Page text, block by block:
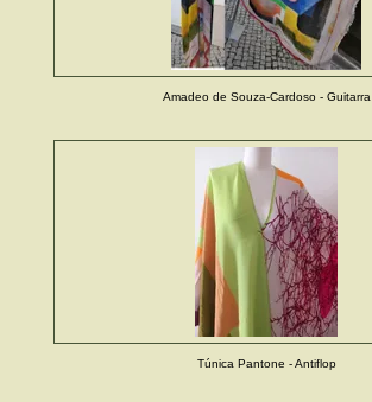
Amadeo de Souza-Cardoso - Guitarra
Túnica Pantone - Antiflop